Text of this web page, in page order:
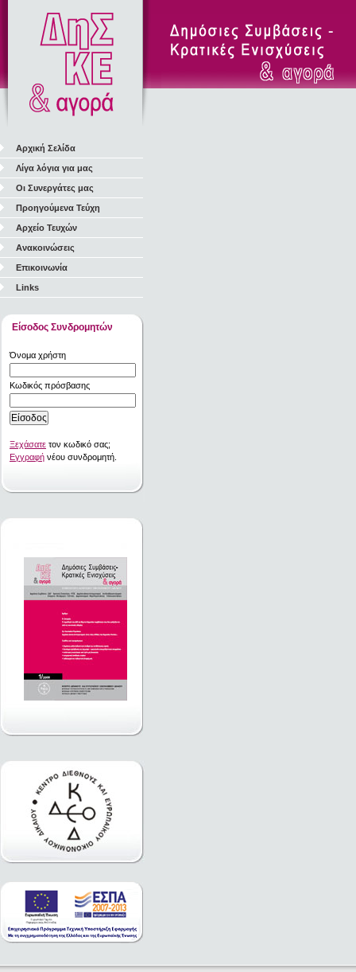
Αρχική Σελίδα
Λίγα λόγια για μας
Οι Συνεργάτες μας
Προηγούμενα Τεύχη
Αρχείο Τευχών
Ανακοινώσεις
Επικοινωνία
Links
Είσοδος Συνδρομητών
Όνομα χρήστη
Κωδικός πρόσβασης
Ξεχάσατε τον κωδικό σας;
Εγγραφή νέου συνδρομητή.